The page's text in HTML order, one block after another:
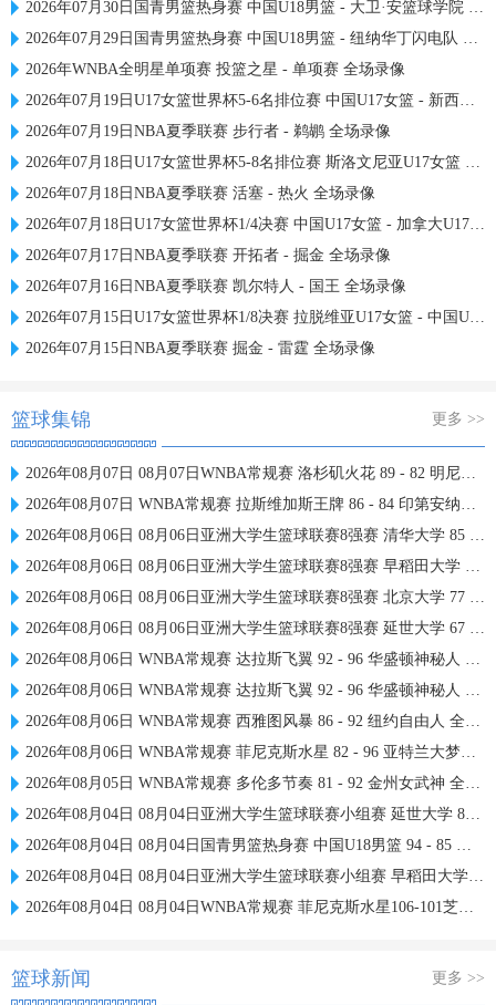
2026年07月30日国青男篮热身赛 中国U18男篮 - 大卫·安篮球学院 全场录像
2026年07月29日国青男篮热身赛 中国U18男篮 - 纽纳华丁闪电队 全场录像
2026年WNBA全明星单项赛 投篮之星 - 单项赛 全场录像
2026年07月19日U17女篮世界杯5-6名排位赛 中国U17女篮 - 新西兰U17女篮 全场录像
2026年07月19日NBA夏季联赛 步行者 - 鹈鹕 全场录像
2026年07月18日U17女篮世界杯5-8名排位赛 斯洛文尼亚U17女篮 - 中国U17女篮 全场录像
2026年07月18日NBA夏季联赛 活塞 - 热火 全场录像
2026年07月18日U17女篮世界杯1/4决赛 中国U17女篮 - 加拿大U17女篮 录像
2026年07月17日NBA夏季联赛 开拓者 - 掘金 全场录像
2026年07月16日NBA夏季联赛 凯尔特人 - 国王 全场录像
2026年07月15日U17女篮世界杯1/8决赛 拉脱维亚U17女篮 - 中国U17女篮 录像
2026年07月15日NBA夏季联赛 掘金 - 雷霆 全场录像
篮球集锦 更多 >>
2026年08月07日 08月07日WNBA常规赛 洛杉矶火花 89 - 82 明尼苏达山猫 全场集锦
2026年08月07日 WNBA常规赛 拉斯维加斯王牌 86 - 84 印第安纳狂热 全场集锦
2026年08月06日 08月06日亚洲大学生篮球联赛8强赛 清华大学 85 - 81 菲律宾大学 集锦
2026年08月06日 08月06日亚洲大学生篮球联赛8强赛 早稻田大学 78 - 71 高丽大学 集锦
2026年08月06日 08月06日亚洲大学生篮球联赛8强赛 北京大学 77 - 79 上海交通大学 集锦
2026年08月06日 08月06日亚洲大学生篮球联赛8强赛 延世大学 67 - 72 政治大学 集锦
2026年08月06日 WNBA常规赛 达拉斯飞翼 92 - 96 华盛顿神秘人 全场集锦
2026年08月06日 WNBA常规赛 达拉斯飞翼 92 - 96 华盛顿神秘人 全场集锦
2026年08月06日 WNBA常规赛 西雅图风暴 86 - 92 纽约自由人 全场集锦
2026年08月06日 WNBA常规赛 菲尼克斯水星 82 - 96 亚特兰大梦想 全场集锦
2026年08月05日 WNBA常规赛 多伦多节奏 81 - 92 金州女武神 全场集锦
2026年08月04日 08月04日亚洲大学生篮球联赛小组赛 延世大学 82 - 83 北京大学 集锦
2026年08月04日 08月04日国青男篮热身赛 中国U18男篮 94 - 85 加拿大大卫·安篮球学院 集锦
2026年08月04日 08月04日亚洲大学生篮球联赛小组赛 早稻田大学 71 - 86 清华大学 集锦
2026年08月04日 08月04日WNBA常规赛 菲尼克斯水星106-101芝加哥天空 全场集锦
篮球新闻 更多 >>